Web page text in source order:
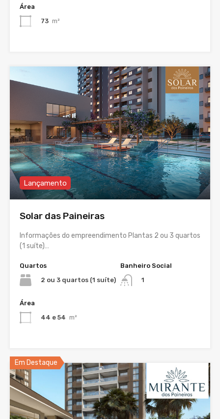
Área
73 m²
Lançamento
Solar das Paineiras
Informações do empreendimento Plantas 2 ou 3 quartos
(1 suíte)…
Quartos
2 ou 3 quartos (1 suíte)
Banheiro Social
1
Área
44 e 54 m²
Em Destaque